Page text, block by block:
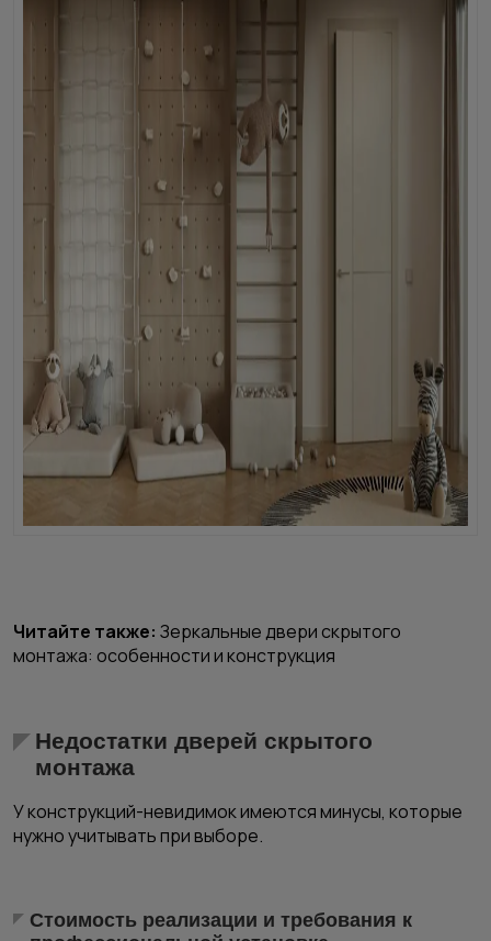
Читайте также: Зеркальные двери скрытого
монтажа: особенности и конструкция
Недостатки дверей скрытого
монтажа
У конструкций-невидимок имеются минусы, которые
нужно учитывать при выборе.
Стоимость реализации и требования к